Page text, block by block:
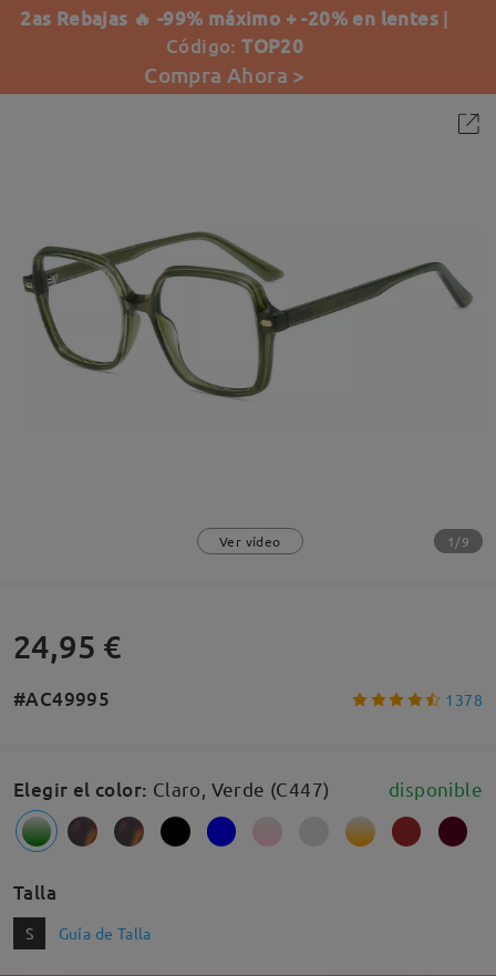
2as Rebajas 🔥 -99% máximo + -20% en lentes |
Código:TOP20
Compra Ahora >
Ver vídeo 1/9
24,95 €
#AC49995 1378
Elegir el color: Claro, Verde (C447) disponible
Talla
S Guía de Talla